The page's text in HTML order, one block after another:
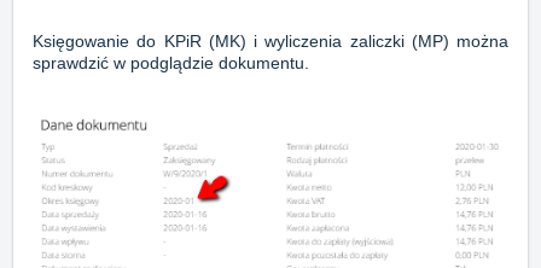
Księgowanie do KPiR (MK) i wyliczenia zaliczki (MP) można
sprawdzić w podglądzie dokumentu.